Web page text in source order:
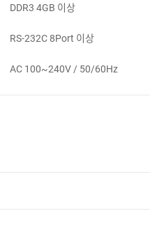
DDR3 4GB 이상
RS-232C 8Port 이상
AC 100~240V / 50/60Hz